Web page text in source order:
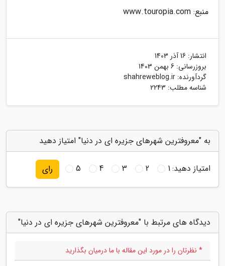
منبع: www.touropia.com
انتشار: 16 آذر 1403
بروزرسانی: 6 بهمن 1403
گردآورنده: shahreweblog.ir
شناسه مطلب: 2243
به "معروفترین شهرهای جزیره ای در دنیا" امتیاز دهید
امتیاز دهید:1
2
3
4
5 رای
دیدگاه های مرتبط با "معروفترین شهرهای جزیره ای در دنیا"
* نظرتان را در مورد این مقاله با ما درمیان بگذارید